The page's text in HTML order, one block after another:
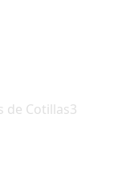
de Cotillas3